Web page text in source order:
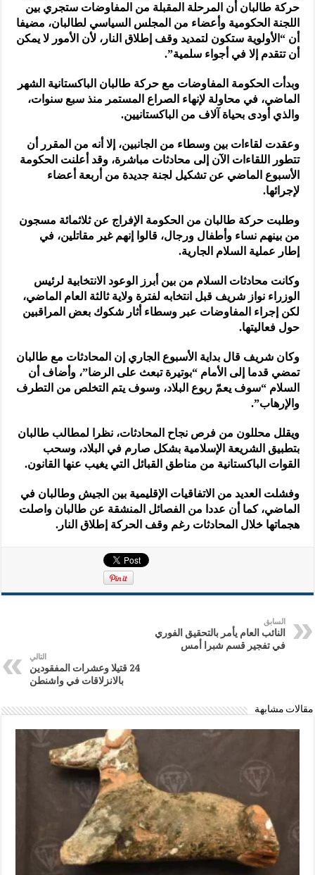
حركة طالبان أن المرحلة المقبلة من المفاوضات ستجري بين
اللجنة الحكومية وأعضاء من المجلس السياسي لطالبان، مضيفا
أن “الأولوية ستكون لتمديد وقف إطلاق النار، لأن الأمور لا يمكن
أن تتقدم إلا في أجواء سلمية”.
وبدأت الحكومة المفاوضات مع حركة طالبان الباكستانية الشهر
الماضي، في محاولة لإنهاء الصراع المستمر منذ سبع سنوات،
والذي أودى بحياة آلاف من الباكستانيين.
وعقدت لقاءات بين وسطاء من الجانبين، إلا أنه من المقرر أن
تتطور اللقاءات الآن إلى محادثات مباشرة، وقد أعلنت الحكومة
الأسبوع الماضي عن تشكيل لجنة جديدة من أربعة أعضاء
لإجرائها.
وطلبت حركة طالبان من الحكومة الإفراج عن ثلاثمائة مسجون
من بينهم نساء وأطفال ورجال، قالوا إنهم غير مقاتلين، في
إطار عملية السلام الجارية.
وكانت محادثات السلام من بين أبرز الوعود الانتخابية لرئيس
الوزراء نواز شريف قبل انتخابه لفترة ولاية ثالثة العام الماضي،
لكن إجراء المفاوضات عبر وسطاء أثار شكوك بعض المراقبين
حول فعاليتها.
وكان شريف قال بداية الأسبوع الجاري إن المحادثات مع طالبان
تمضي قدما إلى الأمام “بوتيرة تبعث على الرضا”، وأضاف أن
السلام “سوف يعمّ ربوع البلاد، وسوف يتم التخلص من التطرف
والإرهاب”.
ويقلل محللون من فرص نجاح المحادثات، نظرا لمطالب طالبان
بتطبيق الشريعة الإسلامية بشكل صارم في البلاد، وسحب
القوات الباكستانية من مناطق القبائل التي يغيب عنها القانون.
وفشلت العديد من الاتفاقيات الإقليمية بين الجيش وطالبان في
الماضي، كما أن عددا من الفصائل المنشقة عن طالبان واصلت
هجماتها خلال المحادثات رغم وقف الحركة إطلاق النار.
السابق
النائب العام يأمر بالتحقيق الفوري
في تفجير قسم شبرا أمس
التالي
24 قتيلا وعشرات المفقودين
بالانزلاقات في واشنطن
مقالات مشابهة